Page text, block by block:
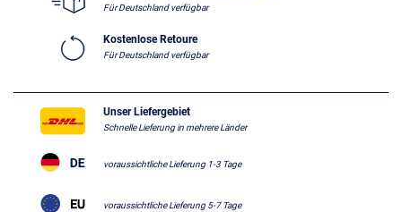
Für Deutschland verfügbar
Kostenlose Retoure
Für Deutschland verfügbar
Unser Liefergebiet
Schnelle Lieferung in mehrere Länder
voraussichtliche Lieferung 1-3 Tage
voraussichtliche Lieferung 5-7 Tage